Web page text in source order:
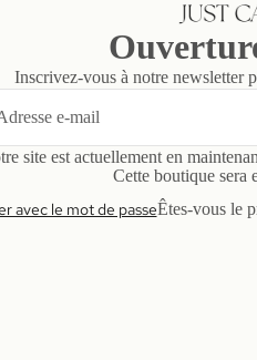
Inscrivez-vous à notre newsletter
site est actuellement en
Cette boutique sera
avec le mot de passeÊtes-vous le